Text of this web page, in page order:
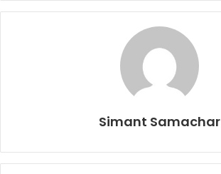
Simant Samachar